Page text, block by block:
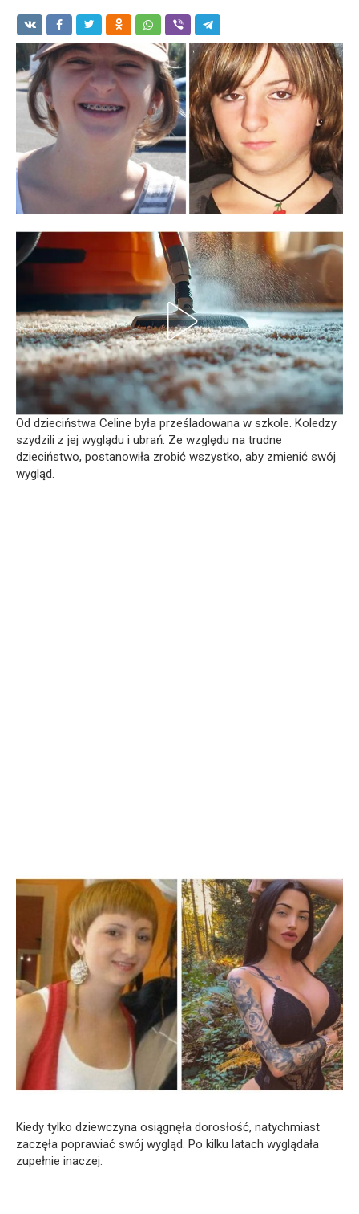
Od dzieciństwa Celine była prześladowana w szkole. Koledzy
szydzili z jej wyglądu i ubrań. Ze względu na trudne
dzieciństwo, postanowiła zrobić wszystko, aby zmienić swój
wygląd.
Kiedy tylko dziewczyna osiągnęła dorosłość, natychmiast
zaczęła poprawiać swój wygląd. Po kilku latach wyglądała
zupełnie inaczej.